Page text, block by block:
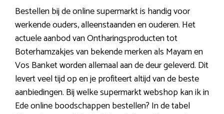
Bestellen bij de online supermarkt is handig voor
werkende ouders, alleenstaanden en ouderen. Het
actuele aanbod van Ontharingsproducten tot
Boterhamzakjes van bekende merken als Mayam en
Vos Banket worden allemaal aan de deur geleverd. Dit
levert veel tijd op en je profiteert altijd van de beste
aanbiedingen. Bij welke supermarkt webshop kan ik in
Ede online boodschappen bestellen? In de tabel